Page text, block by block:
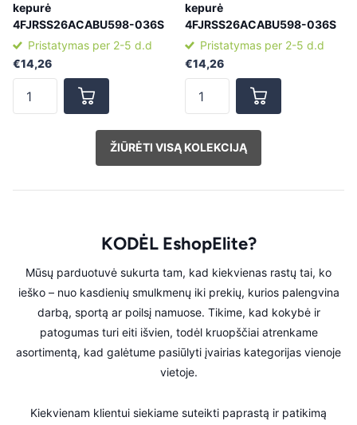
kepurė
4FJRSS26ACABU598-036S
Pristatymas per 2-5 d.d
€14,26
kepurė
4FJRSS26ACABU598-036S
Pristatymas per 2-5 d.d
€14,26
ŽIŪRĖTI VISĄ KOLEKCIJĄ
KODĖL EshopElite?
Mūsų parduotuvė sukurta tam, kad kiekvienas rastų tai, ko
ieško – nuo kasdienių smulkmenų iki prekių, kurios palengvina
darbą, sportą ar poilsį namuose. Tikime, kad kokybė ir
patogumas turi eiti išvien, todėl kruopščiai atrenkame
asortimentą, kad galėtume pasiūlyti įvairias kategorijas vienoje
vietoje.
Kiekvienam klientui siekiame suteikti paprastą ir patikimą